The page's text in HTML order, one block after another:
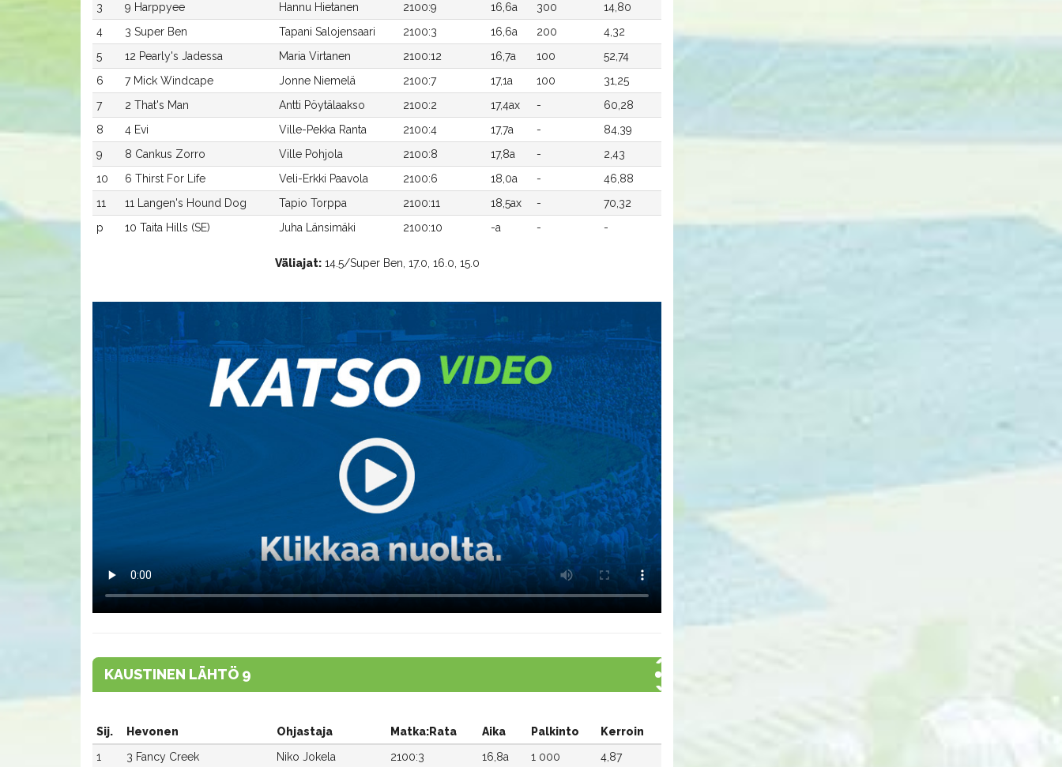
3
9 Harppyee Hannu Hietanen 2100:9 16,6a 300
14,80
4
3 Super Ben Tapani Salojensaari 2100:3 16,6a 200
4,32
5
12 Pearly's Jadessa Maria Virtanen 2100:12 16,7a 100
52,74
6
7 Mick Windcape Jonne Niemelä 2100:7 17,1a 100
31,25
7
2 That's Man Antti Pöytälaakso 2100:2 17,4ax -
60,28
8
4 Evi Ville-Pekka Ranta 2100:4 17,7a -
84,39
9
8 Cankus Zorro Ville Pohjola 2100:8 17,8a -
2,43
10
6 Thirst For Life Veli-Erkki Paavola 2100:6 18,0a -
46,88
11
11 Langen's Hound Dog Tapio Torppa 2100:11 18,5ax -
70,32
p
10 Taita Hills (SE) Juha Länsimäki 2100:10 -a - -
Väliajat:14.5/Super Ben, 17.0, 16.0, 15.0
KAUSTINEN LÄHTÖ 9
Sij. Hevonen Ohjastaja Matka:Rata Aika Palkinto
Kerroin
1
3 Fancy Creek Niko Jokela 2100:3 16,8a 1 000 4,87